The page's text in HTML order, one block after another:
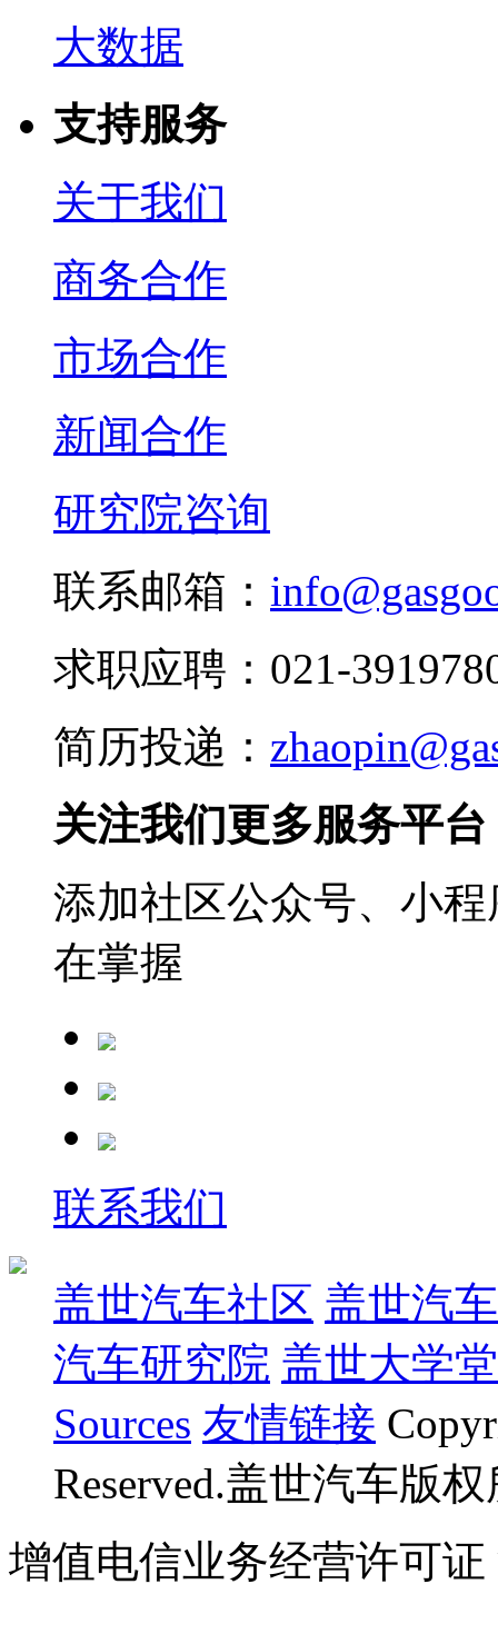
大数据
支持服务
关于我们
商务合作
市场合作
新闻合作
研究院咨询
联系邮箱：
求职应聘：021-
简历投递：
关注我们更多服务平台
添加社区公众号、小
在掌握
联系我们
盖世汽车社区 盖世汽
汽车研究院 盖世大学堂
Sources 友情链接
Reserved.盖世汽车版
增值电信业务经营许可证